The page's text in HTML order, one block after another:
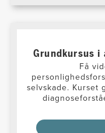
Grundkursus i
Få
selvskade. Kurset